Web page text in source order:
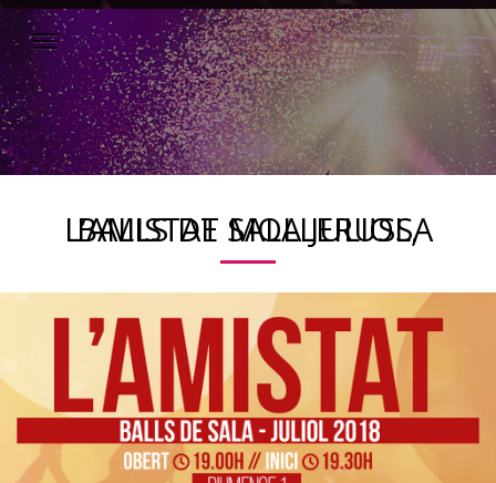
BALLS DE SALA JULIOL, L’AMISTAT MOLLERUSSA